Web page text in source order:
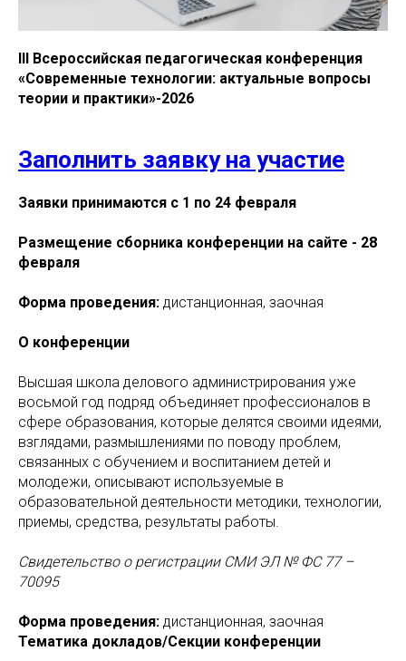
III Всероссийская педагогическая конференция
«Современные технологии: актуальные вопросы
теории и практики»-2026
Заполнить заявку на участие
Заявки принимаются с 1 по 24 февраля
Размещение сборника конференции на сайте - 28
февраля
Форма проведения: дистанционная, заочная
О конференции
Высшая школа делового администрирования уже
восьмой год подряд объединяет профессионалов в
сфере образования, которые делятся своими идеями,
взглядами, размышлениями по поводу проблем,
связанных с обучением и воспитанием детей и
молодежи, описывают используемые в
образовательной деятельности методики, технологии,
приемы, средства, результаты работы.
Свидетельство о регистрации СМИ ЭЛ № ФС 77 –
70095
Форма проведения: дистанционная, заочная
Тематика докладов/Секции конференции